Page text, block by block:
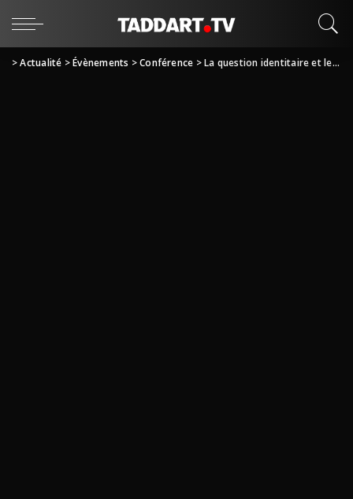
>Actualité >Évènements >Conférence >La question identitaire et le Hirak: Quelle transition? Aziz Tari: Un homme à découvrir